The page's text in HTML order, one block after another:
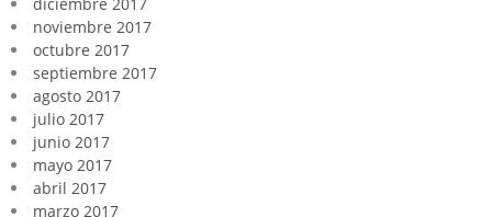
diciembre 2017
noviembre 2017
octubre 2017
septiembre 2017
agosto 2017
julio 2017
junio 2017
mayo 2017
abril 2017
marzo 2017